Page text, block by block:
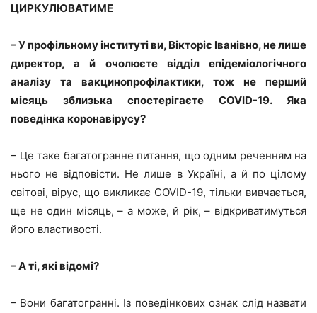
ЦИРКУЛЮВАТИМЕ
– У профільному інституті ви, Вікторіє Іванівно, не лише
директор, а й очолюєте відділ епідеміологічного
аналізу та вакцинопрофілактики, тож не перший
місяць зблизька спостерігаєте COVID-19. Яка
поведінка коронавірусу?
– Це таке багатогранне питання, що одним реченням на
нього не відповісти. Не лише в Україні, а й по цілому
світові, вірус, що викликає COVID-19, тільки вивчається,
ще не один місяць, – а може, й рік, – відкриватимуться
його властивості.
– А ті, які відомі?
– Вони багатогранні. Із поведінкових ознак слід назвати